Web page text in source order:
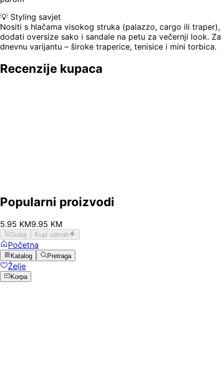
💡 Styling savjet
Nositi s hlačama visokog struka (palazzo, cargo ili traper),
dodati oversize sako i sandale na petu za večernji look. Za
dnevnu varijantu – široke traperice, tenisice i mini torbica.
Recenzije kupaca
Popularni proizvodi
5.95 KM9.95 KM
Dodaj Kupi odmah
Početna
Katalog Pretraga
Želje
Korpa